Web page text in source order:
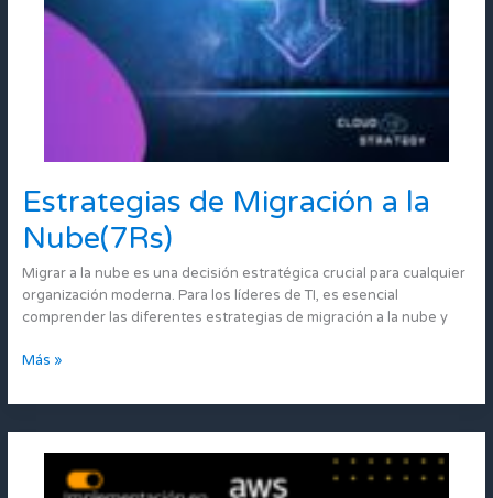
Estrategias de Migración a la
Nube(7Rs)
Migrar a la nube es una decisión estratégica crucial para cualquier
organización moderna. Para los líderes de TI, es esencial
comprender las diferentes estrategias de migración a la nube y
Estrategias
de
Migración
la
Nube(7Rs)
Más »